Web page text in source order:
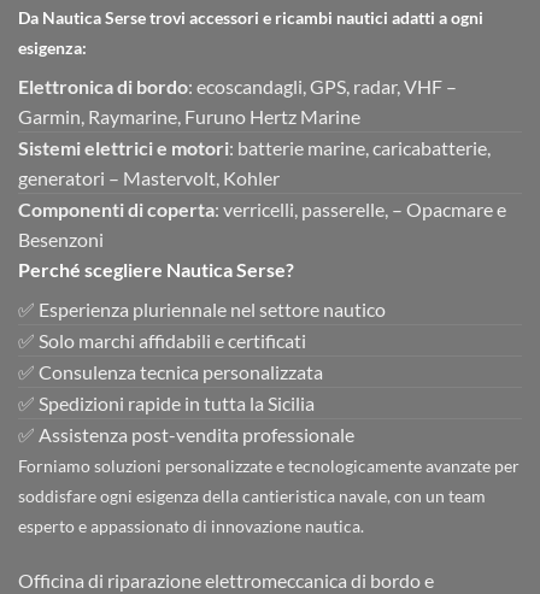
Da Nautica Serse trovi accessori e ricambi nautici adatti a ogni
esigenza:
Elettronica di bordo: ecoscandagli, GPS, radar, VHF –
Garmin, Raymarine, Furuno Hertz Marine
Sistemi elettrici e motori: batterie marine, caricabatterie,
generatori – Mastervolt, Kohler
Componenti di coperta: verricelli, passerelle, – Opacmare e
Besenzoni
Perché scegliere Nautica Serse?
✅ Esperienza pluriennale nel settore nautico
✅ Solo marchi affidabili e certificati
✅ Consulenza tecnica personalizzata
✅ Spedizioni rapide in tutta la Sicilia
✅ Assistenza post-vendita professionale
Forniamo soluzioni personalizzate e tecnologicamente avanzate per
soddisfare ogni esigenza della cantieristica navale, con un team
esperto e appassionato di innovazione nautica.
Officina di riparazione elettromeccanica di bordo e